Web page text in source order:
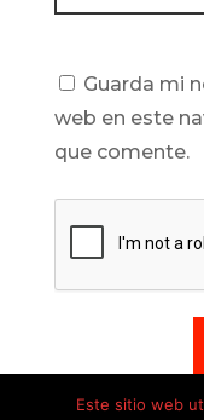
Guarda mi
web en este
que comente.
Este sitio web